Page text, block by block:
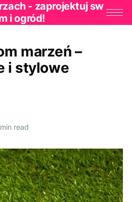
- zaprojektuj sw
i ogród!
marzeń –
i stylowe
read